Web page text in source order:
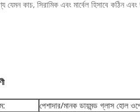
কাচ, সিরামিক এবং মার্বেল হিসাবে কঠিন
পেশাদার/মানক ডায়মন্ড গ্লাস হোল